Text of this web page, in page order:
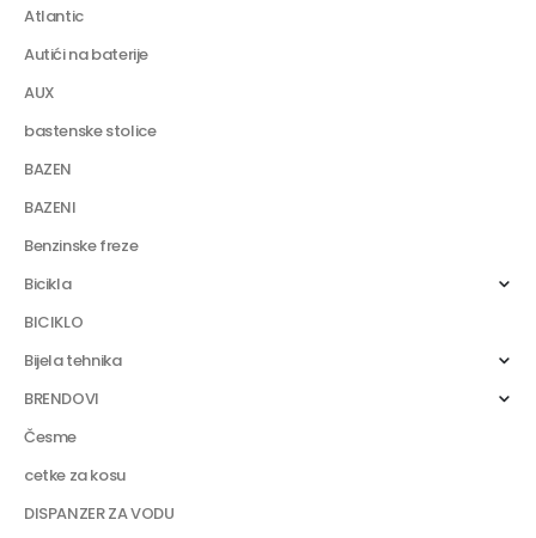
Atlantic
Autići na baterije
AUX
bastenske stolice
BAZEN
BAZENI
Benzinske freze
Bicikla
BICIKLO
Bijela tehnika
BRENDOVI
Česme
cetke za kosu
DISPANZER ZA VODU